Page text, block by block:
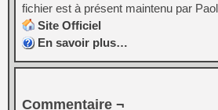
fichier est à présent maintenu par
Site Officiel
En savoir plus…
Commentaire ¬